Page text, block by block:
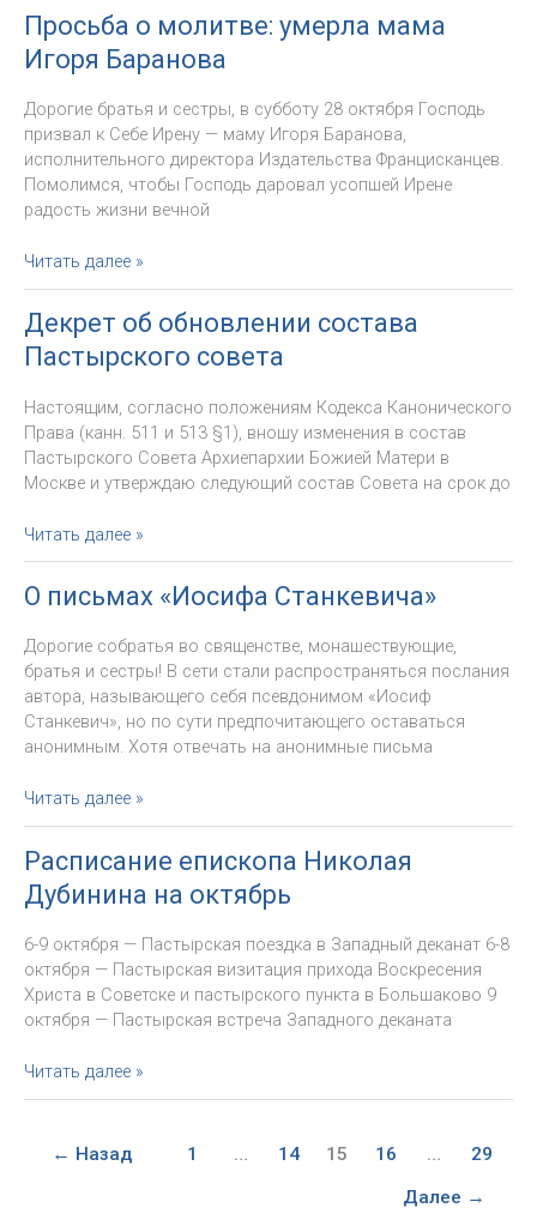
Николая
Дубинина
на
Просьба о молитве: умерла мама
Игоря Баранова
Дорогие братья и сестры, в субботу 28 октября Господь
призвал к Себе Ирену — маму Игоря Баранова,
исполнительного директора Издательства Францисканцев.
Помолимся, чтобы Господь даровал усопшей Ирене
радость жизни вечной
Просьба
о
молитве:
умерла
мама
Баранова
Читать далее »
Декрет об обновлении состава
Пастырского совета
Настоящим, согласно положениям Кодекса Канонического
Права (канн. 511 и 513 §1), вношу изменения в состав
Пастырского Совета Архиепархии Божией Матери в
Москве и утверждаю следующий состав Совета на срок до
Декрет
об
обновлении
состава
Пастырского
совета
Читать далее »
О письмах «Иосифа Станкевича»
Дорогие собратья во священстве, монашествующие,
братья и сестры! В сети стали распространяться послания
автора, называющего себя псевдонимом «Иосиф
Станкевич», но по сути предпочитающего оставаться
анонимным. Хотя отвечать на анонимные письма
О
письмах
«Иосифа
Станкевича»
Читать далее »
Расписание епископа Николая
Дубинина на октябрь
6-9 октября — Пастырская поездка в Западный деканат 6-8
октября — Пастырская визитация прихода Воскресения
Христа в Советске и пастырского пункта в Большаково 9
октября — Пастырская встреча Западного деканата
Расписание
епископа
Дубинина
Читать далее »
← Назад 1 … 14 15 16 … 29
Далее →